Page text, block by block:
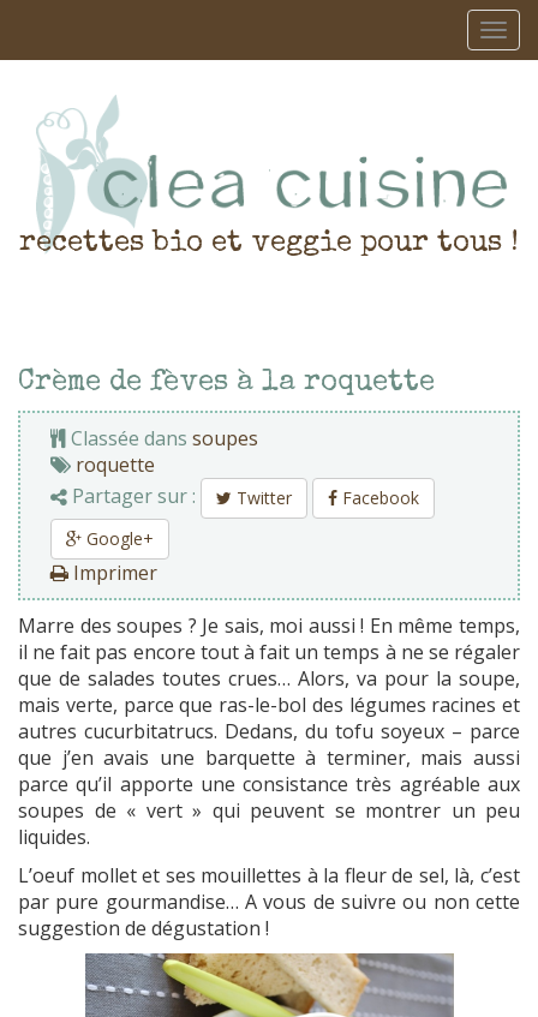
recettes bio et veggie pour tous !
Crème de fèves à la roquette
Classée dans soupes
roquette
Partager sur :
Twitter
Facebook
Google+
Imprimer
Marre des soupes ? Je sais, moi aussi ! En même temps,
il ne fait pas encore tout à fait un temps à ne se régaler
que de salades toutes crues… Alors, va pour la soupe,
mais verte, parce que ras-le-bol des légumes racines et
autres cucurbitatrucs. Dedans, du tofu soyeux – parce
que j’en avais une barquette à terminer, mais aussi
parce qu’il apporte une consistance très agréable aux
soupes de « vert » qui peuvent se montrer un peu
liquides.
L’oeuf mollet et ses mouillettes à la fleur de sel, là, c’est
par pure gourmandise… A vous de suivre ou non cette
suggestion de dégustation !